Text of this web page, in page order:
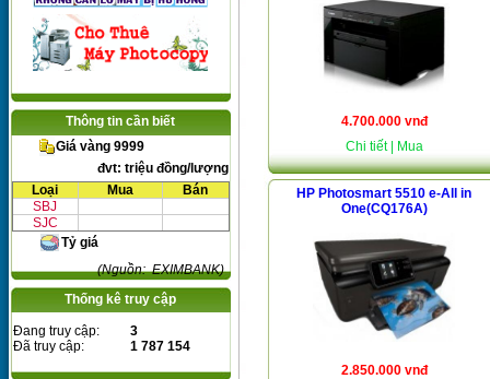
Thông tin cần biết
Giá vàng 9999
đvt: triệu đồng/lượng
Loại
Mua
Bán
SBJ
SJC
Tỷ giá
(Nguồn: EXIMBANK)
Thống kê truy cập
Đang truy cập:
3
Đã truy cập:
1 787 154
4.700.000 vnđ
Chi tiết
| Mua
HP Photosmart 5510 e-All in
One(CQ176A)
2.850.000 vnđ